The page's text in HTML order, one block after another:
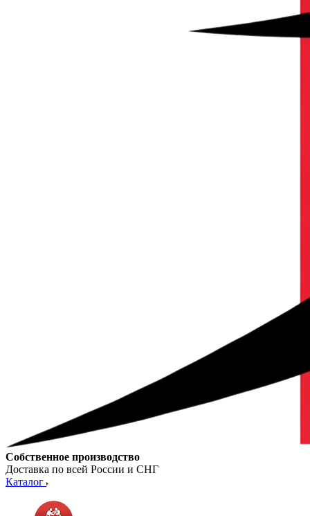
Собственное производство
Доставка по всей России и СНГ
Каталог